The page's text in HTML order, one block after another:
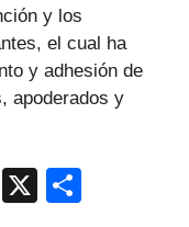
y los
el cual ha
y adhesión de
apoderados y
W X